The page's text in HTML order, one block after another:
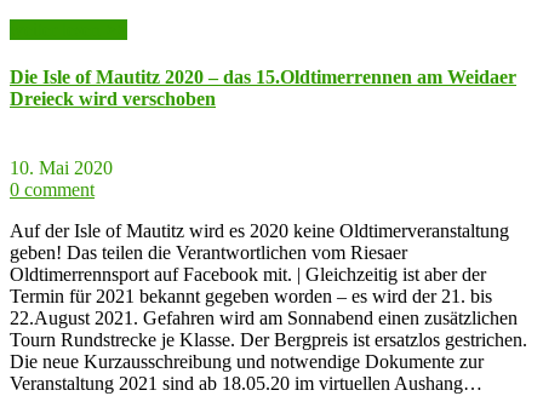
Die Isle of Mautitz 2020 – das 15.Oldtimerrennen am Weidaer
Dreieck wird verschoben
10. Mai 2020
0 comment
Auf der Isle of Mautitz wird es 2020 keine Oldtimerveranstaltung
geben! Das teilen die Verantwortlichen vom Riesaer
Oldtimerrennsport auf Facebook mit. | Gleichzeitig ist aber der
Termin für 2021 bekannt gegeben worden – es wird der 21. bis
22.August 2021. Gefahren wird am Sonnabend einen zusätzlichen
Tourn Rundstrecke je Klasse. Der Bergpreis ist ersatzlos gestrichen.
Die neue Kurzausschreibung und notwendige Dokumente zur
Veranstaltung 2021 sind ab 18.05.20 im virtuellen Aushang…